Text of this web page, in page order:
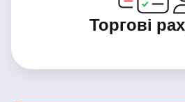
Торгові